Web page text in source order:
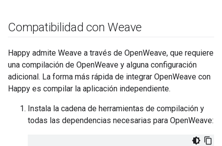
Compatibilidad con Weave
Happy admite Weave a través de OpenWeave, que requiere
una compilación de OpenWeave y alguna configuración
adicional. La forma más rápida de integrar OpenWeave con
Happy es compilar la aplicación independiente.
Instala la cadena de herramientas de compilación y
todas las dependencias necesarias para OpenWeave: